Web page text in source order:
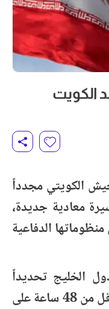
الكويت
الكويتي مجدداً
معادية جديدة،
الدفاعية
الخليج تحديداً
باتجاه الكويت والبحرين عقب أقل من 48 ساعة على